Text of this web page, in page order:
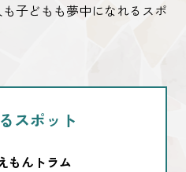
子どもも夢中になれるスポ
スポット
もんトラム